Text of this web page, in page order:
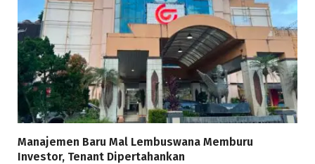
Manajemen Baru Mal Lembuswana Memburu
Investor, Tenant Dipertahankan